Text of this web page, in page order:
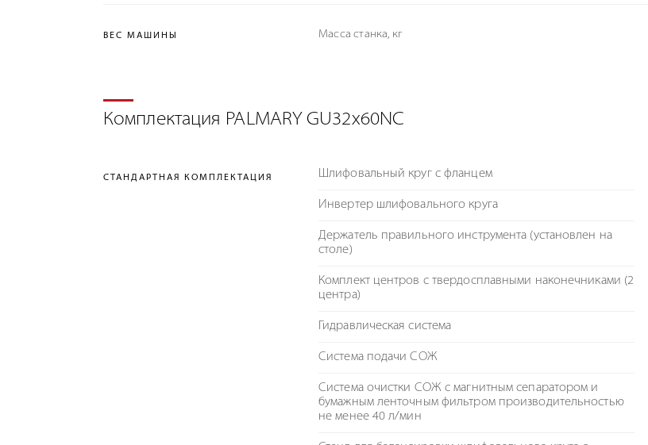
ВЕС МАШИНЫ Масса станка, кг
Комплектация PALMARY GU32x60NC
СТАНДАРТНАЯ КОМПЛЕКТАЦИЯ Шлифовальный круг с фланцем
Инвертер шлифовального круга
Держатель правильного инструмента (установлен на
столе)
Комплект центров с твердосплавными наконечниками (2
центра)
Гидравлическая система
Система подачи СОЖ
Система очистки СОЖ с магнитным сепаратором и
бумажным ленточным фильтром производительностью
не менее 40 л/мин